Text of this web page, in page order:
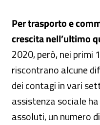
Per trasporto e
crescita nell’ultimo
2020, però, nei primi
riscontrano alcune
dei contagi in vari
assistenza sociale
assoluti, un numero